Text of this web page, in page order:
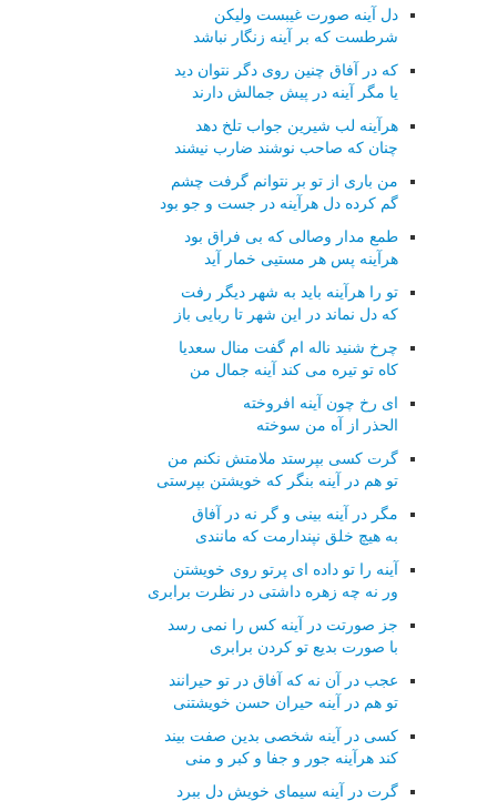
دل آینه صورت غیبست ولیکن
شرطست که بر آینه زنگار نباشد
که در آفاق چنین روی دگر نتوان دید
یا مگر آینه در پیش جمالش دارند
هرآینه لب شیرین جواب تلخ دهد
چنان که صاحب نوشند ضارب نیشند
من باری از تو بر نتوانم گرفت چشم
گم کرده دل هرآینه در جست و جو بود
طمع مدار وصالی که بی فراق بود
هرآینه پس هر مستیی خمار آید
تو را هرآینه باید به شهر دیگر رفت
که دل نماند در این شهر تا ربایی باز
چرخ شنید ناله ام گفت منال سعدیا
کاه تو تیره می کند آینه جمال من
ای رخ چون آینه افروخته
الحذر از آه من سوخته
گرت کسی بپرستد ملامتش نکنم من
تو هم در آینه بنگر که خویشتن بپرستی
مگر در آینه بینی و گر نه در آفاق
به هیچ خلق نپندارمت که مانندی
آینه را تو داده ای پرتو روی خویشتن
ور نه چه زهره داشتی در نظرت برابری
جز صورتت در آینه کس را نمی رسد
با صورت بدیع تو کردن برابری
عجب در آن نه که آفاق در تو حیرانند
تو هم در آینه حیران حسن خویشتنی
کسی در آینه شخصی بدین صفت بیند
کند هرآینه جور و جفا و کبر و منی
گرت در آینه سیمای خویش دل ببرد